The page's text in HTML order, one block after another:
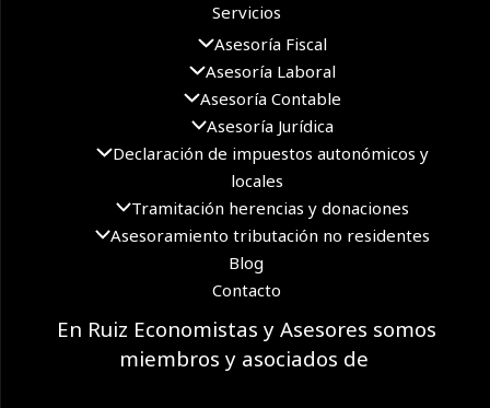
Servicios
Asesoría Fiscal
Asesoría Laboral
Asesoría Contable
Asesoría Jurídica
Declaración de impuestos autonómicos y
locales
Tramitación herencias y donaciones
Asesoramiento tributación no residentes
Blog
Contacto
En Ruiz Economistas y Asesores somos
miembros y asociados de